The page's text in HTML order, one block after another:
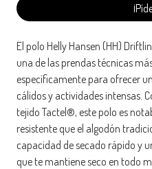
El polo Helly Hansen (HH)
una de las prendas técnicas
específicamente para ofrecer
cálidos y actividades intensas.
tejido Tactel®, este polo es
resistente que el algodón
capacidad de secado rápido y
que te mantiene seco en todo